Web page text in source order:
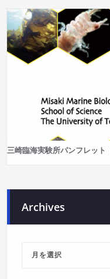
三崎臨海実験所パンフレット
Archives